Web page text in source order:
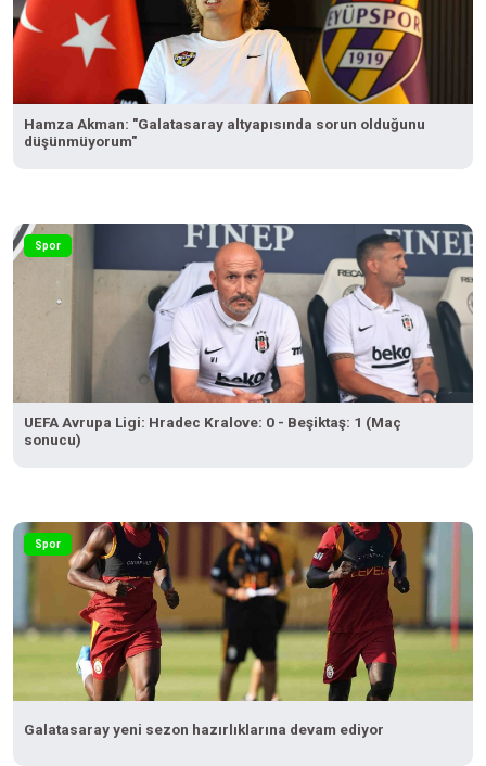
Hamza Akman: "Galatasaray altyapısında sorun olduğunu
düşünmüyorum"
Spor
UEFA Avrupa Ligi: Hradec Kralove: 0 - Beşiktaş: 1 (Maç
sonucu)
Spor
Galatasaray yeni sezon hazırlıklarına devam ediyor